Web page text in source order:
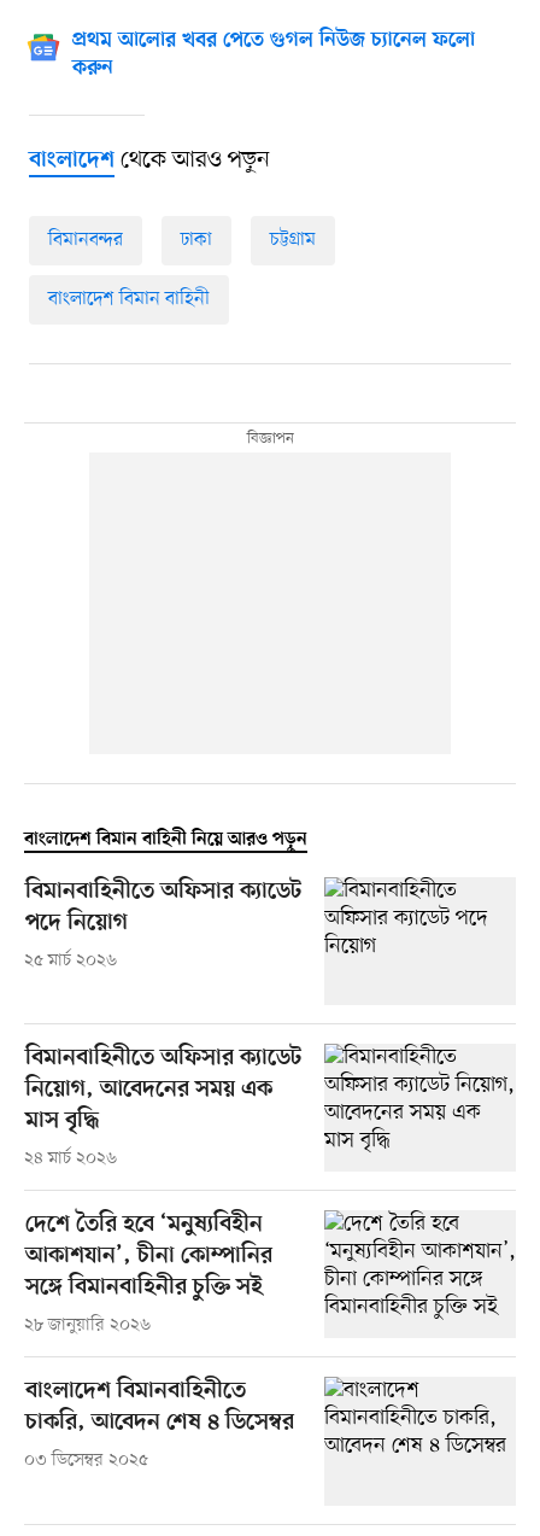
প্রথম আলোর খবর পেতে গুগল নিউজ চ্যানেল ফলো
করুন
বাংলাদেশথেকে আরও পড়ুন
বিমানবন্দর ঢাকা চট্টগ্রাম
বাংলাদেশ বিমান বাহিনী
বাংলাদেশ বিমান বাহিনী নিয়ে আরও পড়ুন
বিমানবাহিনীতে অফিসার ক্যাডেট
পদে নিয়োগ
২৫ মার্চ ২০২৬
বিমানবাহিনীতে অফিসার ক্যাডেট
নিয়োগ, আবেদনের সময় এক
মাস বৃদ্ধি
২৪ মার্চ ২০২৬
দেশে তৈরি হবে ‘মনুষ্যবিহীন
আকাশযান’, চীনা কোম্পানির
সঙ্গে বিমানবাহিনীর চুক্তি সই
২৮ জানুয়ারি ২০২৬
বাংলাদেশ বিমানবাহিনীতে
চাকরি, আবেদন শেষ ৪ ডিসেম্বর
০৩ ডিসেম্বর ২০২৫